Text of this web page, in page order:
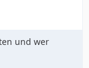
und wer